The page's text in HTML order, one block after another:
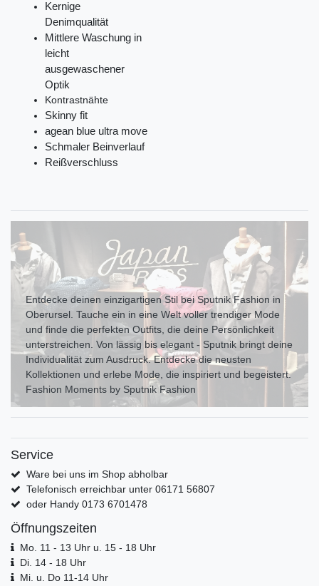
Kernige
Denimqualität
Mittlere Waschung in
leicht
ausgewaschener
Optik
Kontrastnähte
Skinny fit
agean blue ultra move
Schmaler Beinverlauf
Reißverschluss
Entdecke deinen einzigartigen Stil bei Sputnik Fashion in
Oberursel. Tauche ein in eine Welt voller trendiger Mode
und finde die perfekten Outfits, die deine Persönlichkeit
unterstreichen. Von lässig bis elegant - Sputnik bringt deine
Individualität zum Ausdr uck. Entdecke die neusten
Kollektionen und erlebe Mode, die inspiriert und begeistert.
Fashion Moments by Sputnik Fashion
Service
Ware bei uns im Shop abholbar
Telefonisch erreichbar unter 06171 56807
oder Handy 0173 6701478
Öffnungszeiten
Mo. 11 - 13 Uhr u. 15 - 18 Uhr
Di. 14 - 18 Uhr
Mi. u. Do 11-14 Uhr